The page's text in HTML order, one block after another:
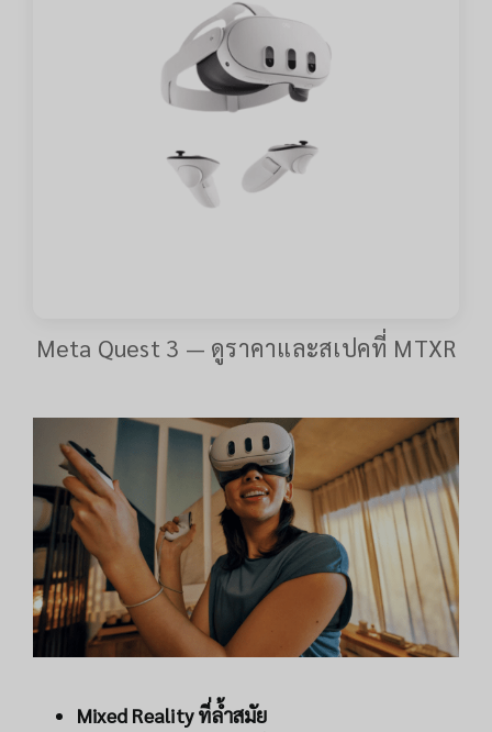
Meta Quest 3 — ดูราคาและสเปคที่ MTXR
Mixed Reality ที่ล้ำสมัย